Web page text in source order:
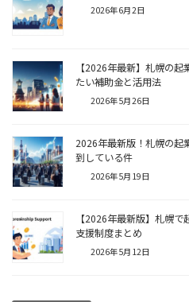
2026年6月2日
【2026年最新】札幌の
たい補助金と活用法
2026年5月26日
2026年最新版！札幌の起
到している件
2026年5月19日
【2026年最新版】札幌
支援制度まとめ
2026年5月12日